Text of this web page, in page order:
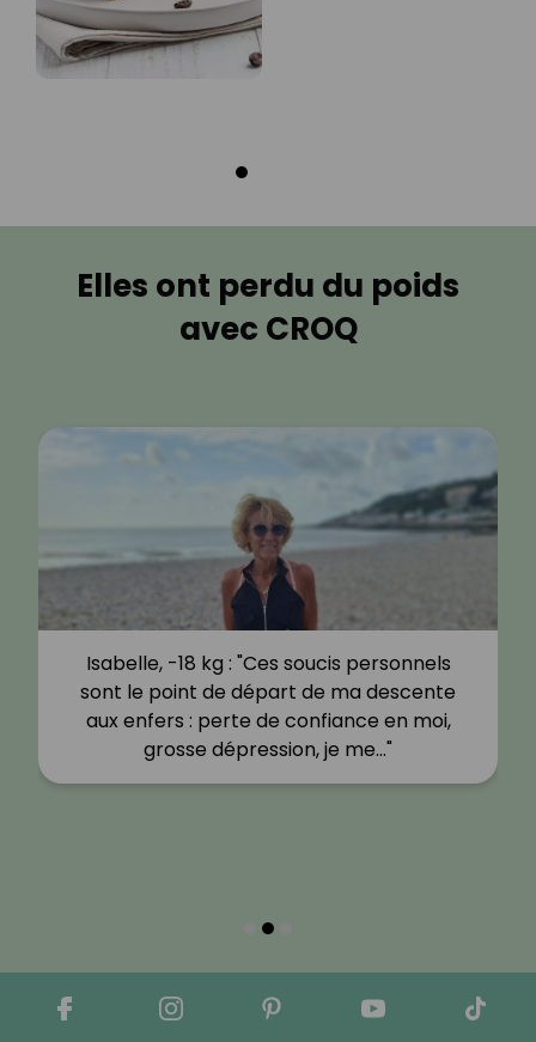
Elles ont perdu du poids
avec CROQ
Isabelle, -18 kg : "Ces soucis personnels
sont le point de départ de ma descente
aux enfers : perte de confiance en moi,
grosse dépression, je me…"